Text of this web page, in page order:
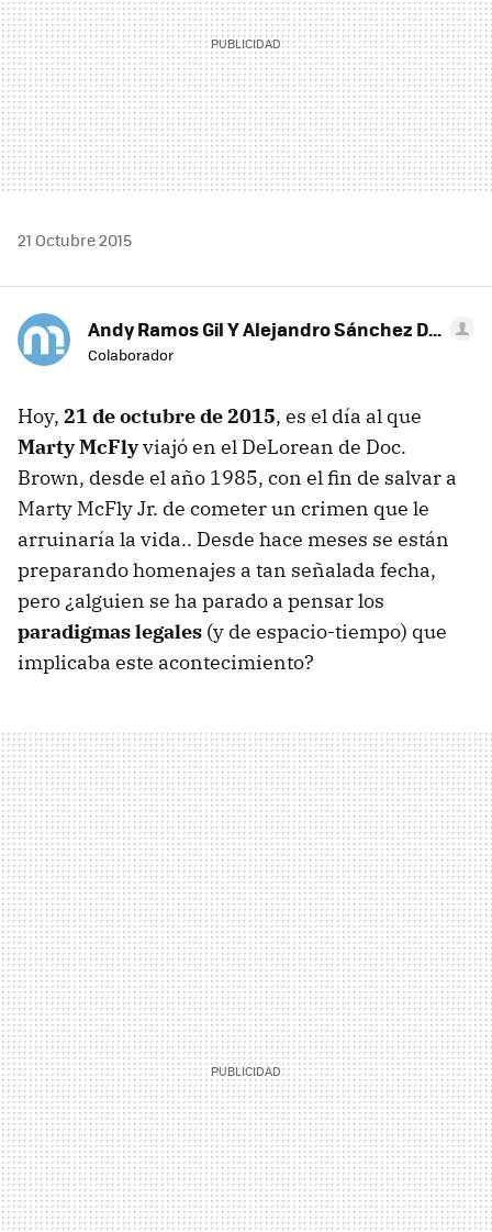
21 Octubre 2015
Andy Ramos Gil Y Alejandro Sánchez Del Campo
Colaborador
Hoy, 21 de octubre de 2015, es el día al que
Marty McFlyviajó en el DeLorean de Doc.
Brown, desde el año 1985, con el fin de salvar a
Marty McFly Jr. de cometer un crimen que le
arruinaría la vida.. Desde hace meses se están
preparando homenajes a tan señalada fecha,
pero ¿alguien se ha parado a pensar los
paradigmas legales (y de espacio-tiempo) que
implicaba este acontecimiento?